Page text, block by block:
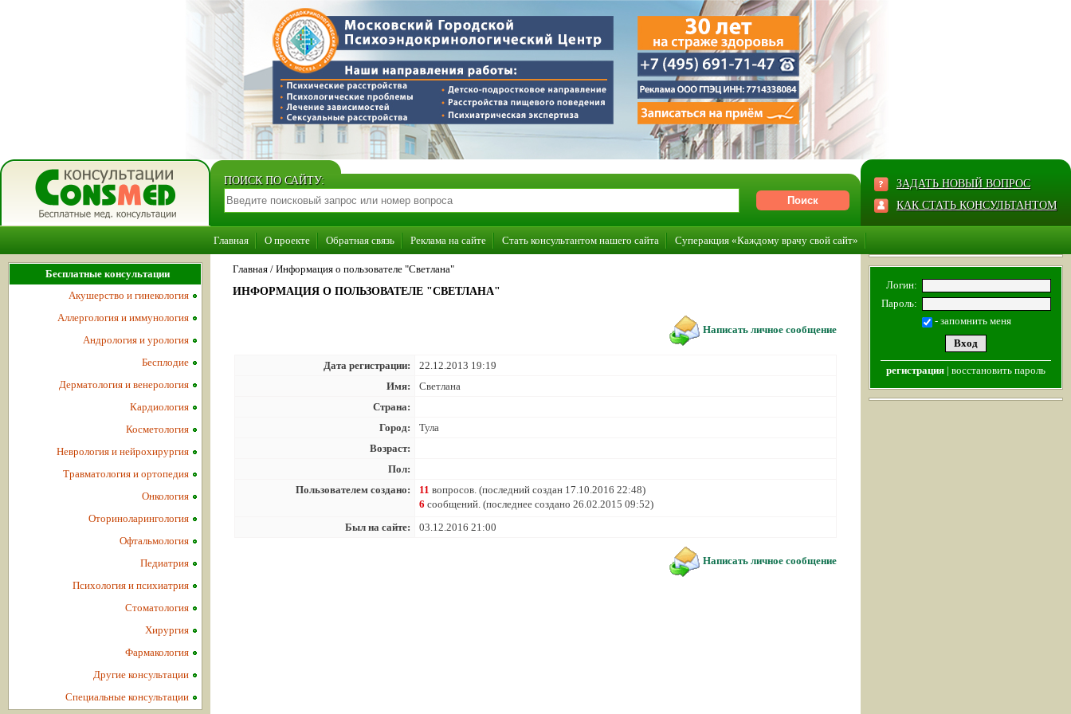
ПОИСК ПО САЙТУ:
ЗАДАТЬ НОВЫЙ ВОПРОС
КАК СТАТЬ КОНСУЛЬТАНТОМ
Главная О проекте Обратная связь Реклама на сайте Стать консультантом нашего сайта Суперакция «Каждому врачу свой сайт»
Главная / Информация о пользователе "Светлана"
ИНФОРМАЦИЯ О ПОЛЬЗОВАТЕЛЕ "СВЕТЛАНА"
Написать личное сообщение
Дата регистрации:
22.12.2013 19:19
Имя:
Светлана
Страна:
Город:
Тула
Возраст:
Пол:
Пользователем создано:
11 вопросов. (последний создан 17.10.2016 22:48)
6 сообщений. (последнее создано 26.02.2015 09:52)
Был на сайте:
03.12.2016 21:00
Написать личное сообщение
Бесплатные консультации
Акушерство и гинекология
Аллергология и иммунология
Андрология и урология
Бесплодие
Дерматология и венерология
Кардиология
Косметология
Неврология и нейрохирургия
Травматология и ортопедия
Онкология
Оториноларингология
Офтальмология
Педиатрия
Психология и психиатрия
Стоматология
Хирургия
Фармакология
Другие консультации
Специальные консультации
Логин:
Пароль:
- запомнить меня
регистрация | восстановить пароль